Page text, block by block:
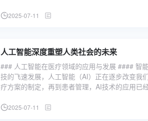
2025-07-11
人工智能深度重塑人类社会的未来
### 人工智能在医疗领域的应用与发展 #### 智
技的飞速发展，人工智能（AI）正在逐步改变我
疗方案的制定，再到患者管理，AI技术的应用已
2025-07-11